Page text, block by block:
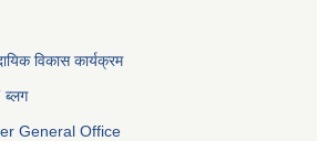
विकास कार्यक्रम
ब्लग
General Office